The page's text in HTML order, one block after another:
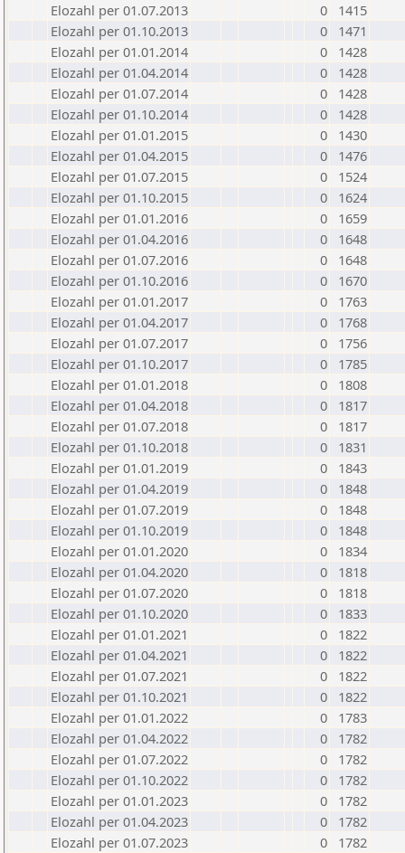
Elozahl per 01.07.2013
0
1415
Elozahl per 01.10.2013
0
1471
Elozahl per 01.01.2014
0
1428
Elozahl per 01.04.2014
0
1428
Elozahl per 01.07.2014
0
1428
Elozahl per 01.10.2014
0
1428
Elozahl per 01.01.2015
0
1430
Elozahl per 01.04.2015
0
1476
Elozahl per 01.07.2015
0
1524
Elozahl per 01.10.2015
0
1624
Elozahl per 01.01.2016
0
1659
Elozahl per 01.04.2016
0
1648
Elozahl per 01.07.2016
0
1648
Elozahl per 01.10.2016
0
1670
Elozahl per 01.01.2017
0
1763
Elozahl per 01.04.2017
0
1768
Elozahl per 01.07.2017
0
1756
Elozahl per 01.10.2017
0
1785
Elozahl per 01.01.2018
0
1808
Elozahl per 01.04.2018
0
1817
Elozahl per 01.07.2018
0
1817
Elozahl per 01.10.2018
0
1831
Elozahl per 01.01.2019
0
1843
Elozahl per 01.04.2019
0
1848
Elozahl per 01.07.2019
0
1848
Elozahl per 01.10.2019
0
1848
Elozahl per 01.01.2020
0
1834
Elozahl per 01.04.2020
0
1818
Elozahl per 01.07.2020
0
1818
Elozahl per 01.10.2020
0
1833
Elozahl per 01.01.2021
0
1822
Elozahl per 01.04.2021
0
1822
Elozahl per 01.07.2021
0
1822
Elozahl per 01.10.2021
0
1822
Elozahl per 01.01.2022
0
1783
Elozahl per 01.04.2022
0
1782
Elozahl per 01.07.2022
0
1782
Elozahl per 01.10.2022
0
1782
Elozahl per 01.01.2023
0
1782
Elozahl per 01.04.2023
0
1782
Elozahl per 01.07.2023
0
1782